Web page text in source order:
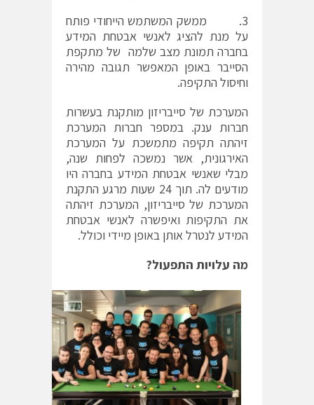
3. ממשק המשתמש הייחודי פותח
על מנת להציג לאנשי אבטחת המידע
בחברה תמונת מצב שלמה של מתקפת
הסייבר באופן המאפשר תגובה מהירה
וחיסול התקיפה.
המערכת של סייבריזון מותקנת בעשרות
חברות ענק. במספר חברות המערכת
זיהתה תקיפה מתמשכת על המערכת
האירגונית, אשר נמשכה לפחות שנה,
מבלי שאנשי אבטחת המידע בחברה היו
מודעים לה. תוך 24 שעות מרגע התקנת
המערכת של סייבריזון, המערכת זיהתה
את התקיפות ואיפשרה לאנשי אבטחת
המידע לנטרל אותן באופן מיידי וכולל.
מה עלויות התפעול?